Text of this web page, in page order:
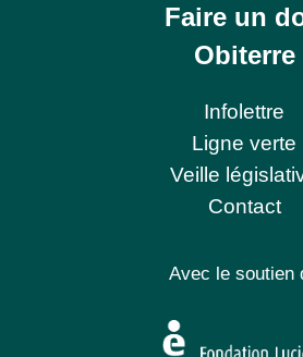
Faire un
Obiterre
Infolettre
Ligne verte
Veille
Contact
Avec le soutien